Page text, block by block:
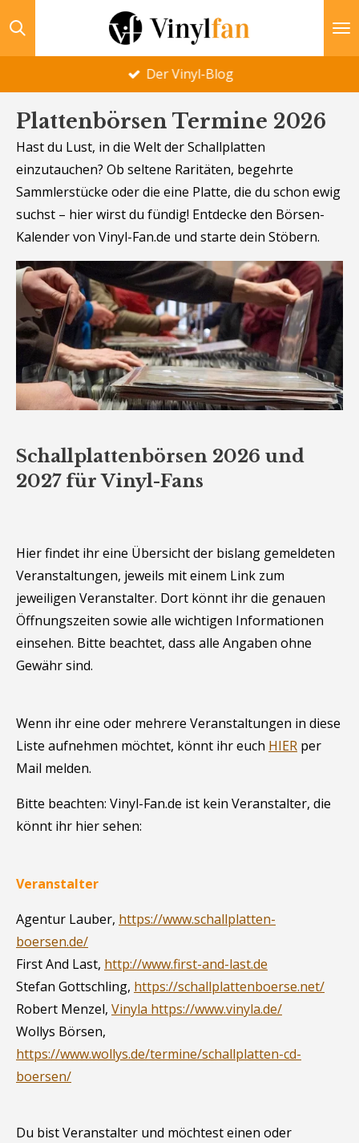
Zum
Hauptinhalt
Der Vinyl-Blog
Plattenbörsen Termine 2026
Hast du Lust, in die Welt der Schallplatten
einzutauchen? Ob seltene Raritäten, begehrte
Sammlerstücke oder die eine Platte, die du schon ewig
suchst – hier wirst du fündig! Entdecke den Börsen-
Kalender von Vinyl-Fan.de und starte dein Stöbern.
Schallplattenbörsen 2026 und
2027 für Vinyl-Fans
Hier findet ihr eine Übersicht der bislang gemeldeten
Veranstaltungen, jeweils mit einem Link zum
jeweiligen Veranstalter. Dort könnt ihr die genauen
Öffnungszeiten sowie alle wichtigen Informationen
einsehen. Bitte beachtet, dass alle Angaben ohne
Gewähr sind.
Wenn ihr eine oder mehrere Veranstaltungen in diese
Liste aufnehmen möchtet, könnt ihr euch HIER per
Mail melden.
Bitte beachten: Vinyl-Fan.de ist kein Veranstalter, die
könnt ihr hier sehen:
Veranstalter
Agentur Lauber, https://www.schallplatten-
boersen.de/
First And Last, http://www.first-and-last.de
Stefan Gottschling, https://schallplattenboerse.net/
Robert Menzel, Vinyla https://www.vinyla.de/
Wollys Börsen,
https://www.wollys.de/termine/schallplatten-cd-
boersen/
Du bist Veranstalter und möchtest einen oder